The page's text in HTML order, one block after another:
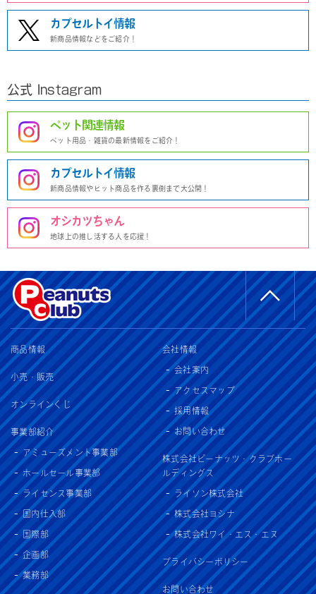
カプセルトイ情報
新商品情報などをご紹介！
公式 Instagram
ペット関連情報
ペット用品・雑貨の最新情報をご紹介！
カプセルトイ情報
新商品情報やヒット商品を作る裏側まで大公開！
オシカツちゃん
地球上の推し活する人を応援！
商品情報
小売・販売
オンラインくじ
事業部紹介
アミューズメント事業部
ホールセール事業部
ライセンス事業部
国内仕入部
国際部
企画部
業務部
会社情報
会社案内
アクセスマップ
採用情報
お問い合わせ
株式会社ピーナッツ・クラブホー
ルディングス
ライソン株式会社
株式会社ヨシナ
株式会社ワイ・エス・エヌ
プライバシーポリシー
お問い合わせ